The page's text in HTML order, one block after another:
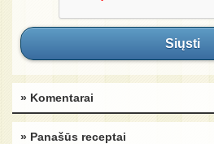
Siųsti
» Komentarai
» Panašūs receptai